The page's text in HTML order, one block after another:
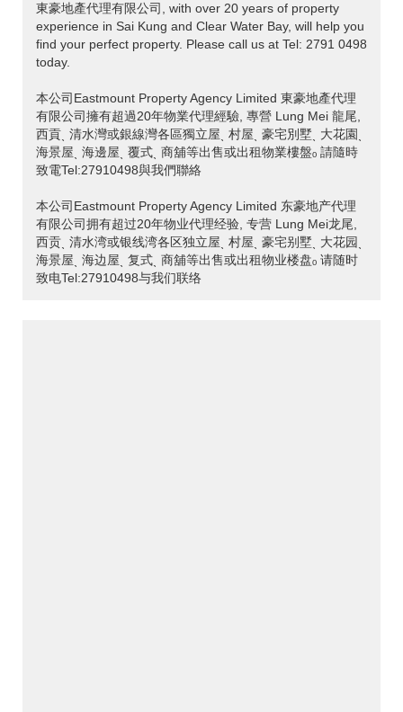
東豪地產代理有限公司, with over 20 years of property
experience in Sai Kung and Clear Water Bay, will help you
find your perfect property. Please call us at Tel: 2791 0498
today.
本公司Eastmount Property Agency Limited 東豪地產代理
有限公司擁有超過20年物業代理經驗, 專營 Lung Mei 龍尾,
西貢ˎ 清水灣或銀線灣各區獨立屋ˎ 村屋ˎ 豪宅別墅ˎ 大花園ˎ
海景屋ˎ 海邊屋ˎ 覆式ˎ 商舖等出售或出租物業樓盤ₒ 請隨時
致電Tel:27910498與我們聯絡
本公司Eastmount Property Agency Limited 东豪地产代理
有限公司拥有超过20年物业代理经验, 专营 Lung Mei龙尾,
西贡ˎ 清水湾或银线湾各区独立屋ˎ 村屋ˎ 豪宅别墅ˎ 大花园ˎ
海景屋ˎ 海边屋ˎ 复式ˎ 商舖等出售或出租物业楼盘ₒ 请随时
致电Tel:27910498与我们联络